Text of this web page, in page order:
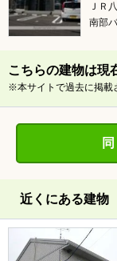
ＪＲ
南部
こちらの建物は現
※本サイトで過去に掲載
近くにある建物